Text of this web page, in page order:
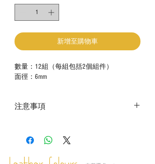
新增至購物車
數量：12組（每組包括2個組件）
面徑：6mm
注意事項
－ 此產品含有細小配件、尖銳物件，恕不